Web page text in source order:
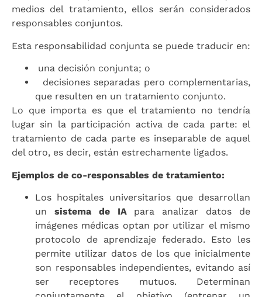
medios del tratamiento, ellos serán considerados
responsables conjuntos.
Esta responsabilidad conjunta se puede traducir en:
una decisión conjunta; o
decisiones separadas pero complementarias,
que resulten en un tratamiento conjunto.
Lo que importa es que el tratamiento no tendría
lugar sin la participación activa de cada parte: el
tratamiento de cada parte es inseparable de aquel
del otro, es decir, están estrechamente ligados.
Ejemplos de co-responsables de tratamiento:
Los hospitales universitarios que desarrollan
un sistema de IApara analizar datos de
imágenes médicas optan por utilizar el mismo
protocolo de aprendizaje federado. Esto les
permite utilizar datos de los que inicialmente
son responsables independientes, evitando así
ser receptores mutuos. Determinan